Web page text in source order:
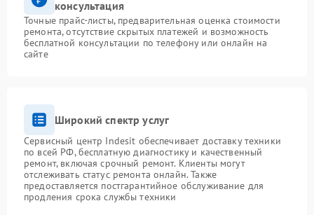
консультация
Точные прайс-листы, предварительная оценка стоимости
ремонта, отсутствие скрытых платежей и возможность
бесплатной консультации по телефону или онлайн на
сайте
Широкий спектр услуг
Сервисный центр Indesit обеспечивает доставку техники
по всей РФ, бесплатную диагностику и качественный
ремонт, включая срочный ремонт. Клиенты могут
отслеживать статус ремонта онлайн. Также
предоставляется постгарантийное обслуживание для
продления срока службы техники